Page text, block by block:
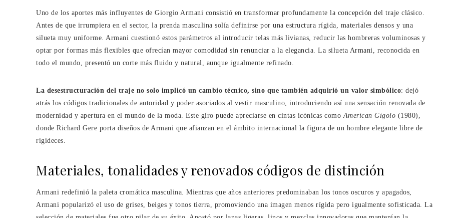
Uno de los aportes más influyentes de Giorgio Armani consistió en transformar profundamente la concepción del traje clásico.
Antes de que irrumpiera en el sector, la prenda masculina solía definirse por una estructura rígida, materiales densos y una
silueta muy uniforme. Armani cuestionó estos parámetros al introducir telas más livianas, reducir las hombreras voluminosas y
optar por formas más flexibles que ofrecían mayor comodidad sin renunciar a la elegancia. La silueta Armani, reconocida en
todo el mundo, presentó un corte más fluido y natural, aunque igualmente refinado.
La desestructuración del traje no solo implicó un cambio técnico, sino que también adquirió un valor simbólico: dejó
atrás los códigos tradicionales de autoridad y poder asociados al vestir masculino, introduciendo así una sensación renovada de
modernidad y apertura en el mundo de la moda. Este giro puede apreciarse en cintas icónicas comoAmerican Gigolo (1980),
donde Richard Gere porta diseños de Armani que afianzan en el ámbito internacional la figura de un hombre elegante libre de
rigideces.
Materiales, tonalidades y renovados códigos de distinción
Armani redefinió la paleta cromática masculina. Mientras que años anteriores predominaban los tonos oscuros y apagados,
Armani popularizó el uso de grises, beiges y tonos tierra, promoviendo una imagen menos rígida pero igualmente sofisticada. La